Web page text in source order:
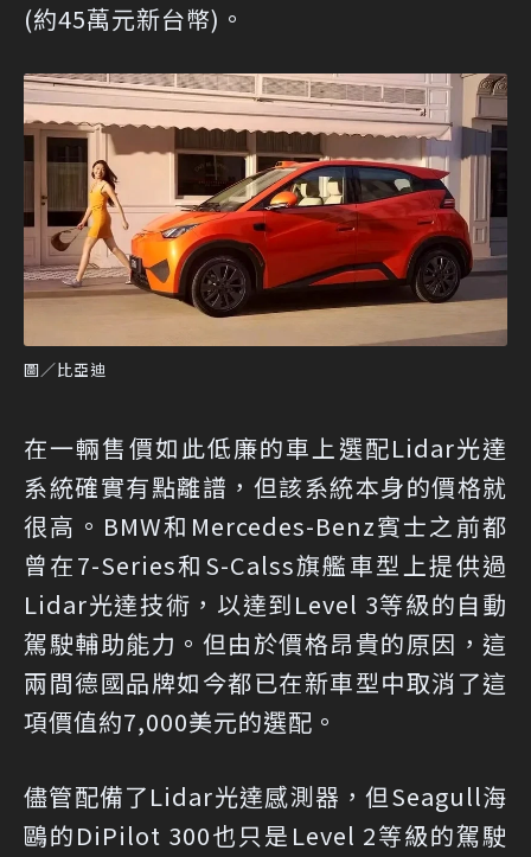
(約45萬元新台幣)。
圖／比亞迪
在一輛售價如此低廉的車上選配Lidar光達
系統確實有點離譜，但該系統本身的價格就
很高。BMW和Mercedes-Benz賓士之前都
曾在7-Series和S-Calss旗艦車型上提供過
Lidar光達技術，以達到Level 3等級的自動
駕駛輔助能力。但由於價格昂貴的原因，這
兩間德國品牌如今都已在新車型中取消了這
項價值約7,000美元的選配。
儘管配備了Lidar光達感測器，但Seagull海
鷗的DiPilot 300也只是Level 2等級的駕駛